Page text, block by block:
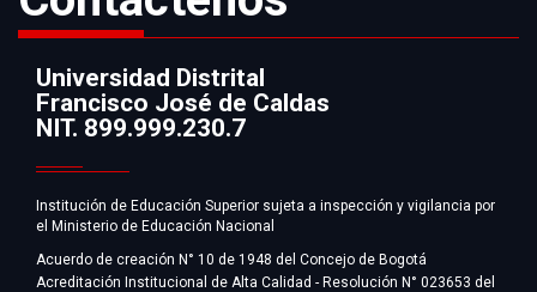
Información
Universidad Distrital
Francisco José de Caldas
NIT. 899.999.230.7
Institución de Educación Superior sujeta a inspección y vigilancia por
el Ministerio de Educación Nacional
Acuerdo de creación N° 10 de 1948 del Concejo de Bogotá
Acreditación Institucional de Alta Calidad - Resolución N° 023653 del